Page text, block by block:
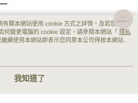
關本網站使用 cookie 方式之詳情，及若您不希
何變更電腦的 cookie 設定，請參閱本網站「 隱私
續使用本網站即表示您同意本公司得按本網站使
。
我知道了